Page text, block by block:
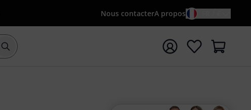
Nous contacterA propos
Démarrer la recherche avec le terme de recherche